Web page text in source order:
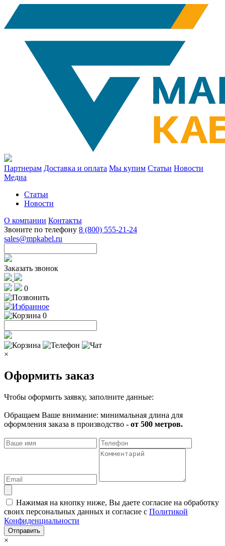
Партнерам Доставка и оплата Мы купим Статьи Новости
Медиа
Статьи
Новости
О компании Контакты
Звоните по телефону 8 (800) 555-21-24
sales@mpkabel.ru
Заказать звонок
0
0
×
Оформить заказ
Чтобы оформить заявку, заполните данные:
Обращаем Ваше внимание: минимальная длина для
оформления заказа в производство - от 500 метров.
Нажимая на кнопку ниже, Вы даете согласие на обработку
своих персональных данных и согласие с Политикой
Конфиденциальности
Отправить
×